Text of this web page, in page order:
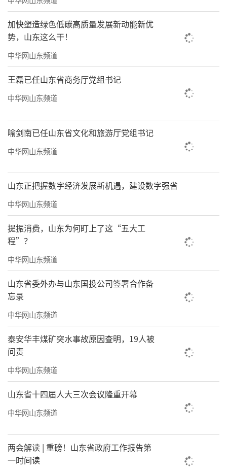
据统计，5月20日当天，济南商河县民政局
婚姻登记处共办理结婚登记约50对，现场发放
《移风易俗倡议书》和《婚事新办承诺书》共1
00余份。此次活动让新人们在登记领证的甜蜜
时刻，收获了文明新风的教育与感染，进一步
营造了崇尚节俭、反对浪费的良好社会氛围。
（来源：爱商河）
加快塑造绿色低碳高质量发展新动能新优
势，山东这么干！
中华网山东频道
王磊已任山东省商务厅党组书记
中华网山东频道
喻剑南已任山东省文化和旅游厅党组书记
中华网山东频道
山东正把握数字经济发展新机遇，建设数字强省
中华网山东频道
提振消费，山东为何盯上了这“五大工
程”？
中华网山东频道
山东省委外办与山东国投公司签署合作备
忘录
中华网山东频道
泰安华丰煤矿突水事故原因查明，19人被
问责
中华网山东频道
山东省十四届人大三次会议隆重开幕
中华网山东频道
两会解读 | 重磅！山东省政府工作报告第
一时间读